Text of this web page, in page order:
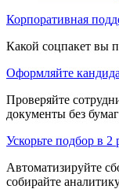
Корпоративная
Какой соцпакет вы
Оформляйте
Проверяйте
документы без
Ускорьте подбор в 2
Автоматизируйте
собирайте